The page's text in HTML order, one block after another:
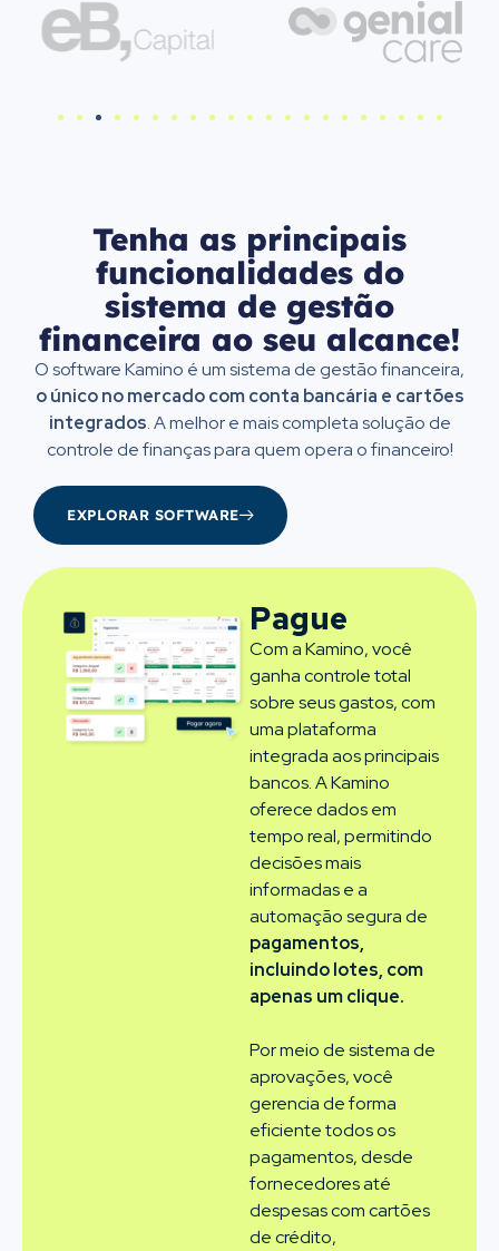
Tenha as principais
funcionalidades do
sistema de gestão
financeira ao seu alcance!​
O software Kamino é um sistema de gestão financeira,
o único no mercado com conta bancária e cartões
integrados.A melhor e mais completa solução de
controle de finanças para quem opera o financeiro!
EXPLORAR SOFTWARE
Pague
Com a Kamino, você
ganha controle total
sobre seus gastos, com
uma plataforma
integrada aos principais
bancos. A Kamino
oferece dados em
tempo real, permitindo
decisões mais
informadas e a
automação segura de
pagamentos,
incluindo lotes, com
apenas um clique.
Por meio de sistema de
aprovações, você
gerencia de forma
eficiente todos os
pagamentos, desde
fornecedores até
despesas com cartões
de crédito,